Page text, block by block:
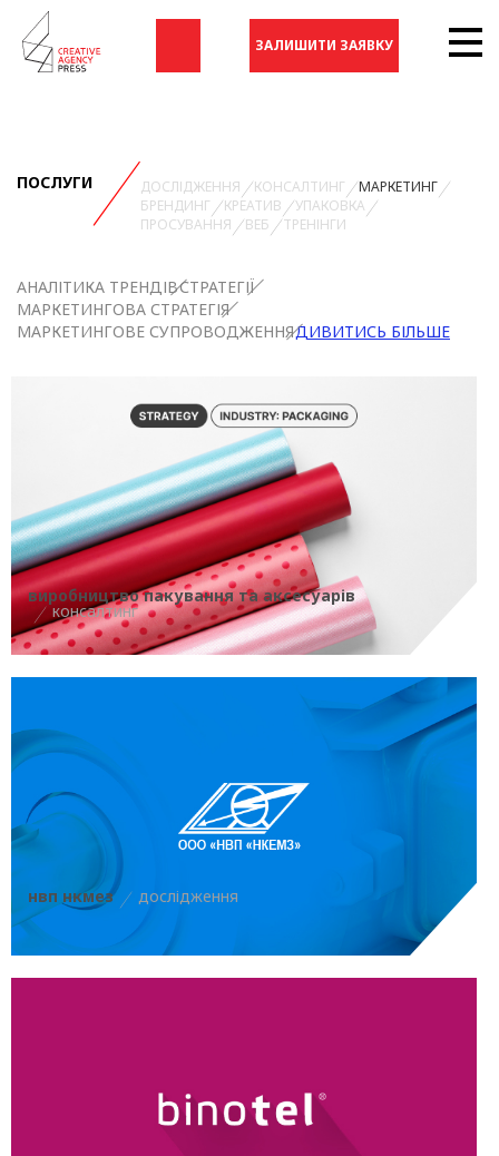
ЗАЛИШИТИ ЗАЯВКУ
ПОСЛУГИ ДОСЛІДЖЕННЯ КОНСАЛТИНГ
МАРКЕТИНГ
БРЕНДИНГ
КРЕАТИВ
УПАКОВКА
ПРОСУВАННЯ
ВЕБ ТРЕНІНГИ
АНАЛІТИКА ТРЕНДІВСТРАТЕГІЇ
МАРКЕТИНГОВА СТРАТЕГІЯ
МАРКЕТИНГОВЕ СУПРОВОДЖЕННЯДИВИТИСЬ БІЛЬШЕ
виробництво пакування та аксесуарів
консалтинг
нвп нкмез дослідження